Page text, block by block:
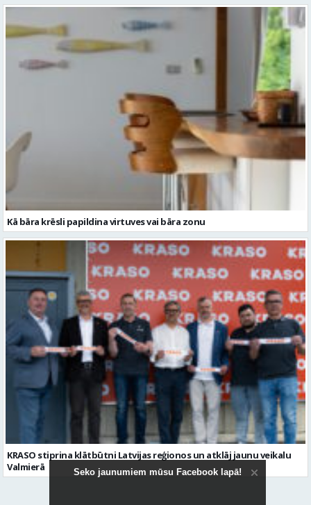
Kā bāra krēsli papildina virtuves vai bāra zonu
KRASO stiprina klātbūtni Latvijas reģionos un atklāj jaunu veikalu
Valmierā
Seko jaunumiem mūsu Facebook lapā!